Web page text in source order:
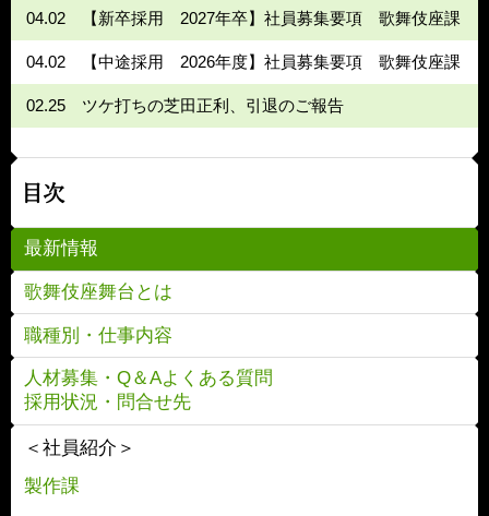
04.02 【新卒採用 2027年卒】社員募集要項 歌舞伎座課
04.02 【中途採用 2026年度】社員募集要項 歌舞伎座課
02.25 ツケ打ちの芝田正利、引退のご報告
目次
最新情報
歌舞伎座舞台とは
職種別・仕事内容
人材募集・Q＆Aよくある質問
採用状況・問合せ先
＜社員紹介＞
製作課